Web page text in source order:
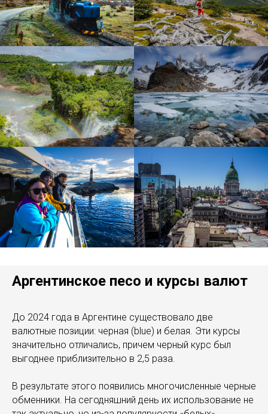
Аргентинское песо и курсы валют
До 2024 года в Аргентине существовало две
валютные позиции: черная (blue) и белая. Эти курсы
значительно отличались, причем черный курс был
выгоднее приблизительно в 2,5 раза.
В результате этого появились многочисленные черные
обменники. На сегодняшний день их использование не